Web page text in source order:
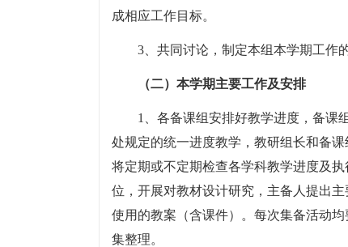
成相应工作目标。
3、共同讨论，制定本组本学期工作
（二）本学期主要工作及安排
1、各备课组安排好教学进度，备课
处规定的统一进度教学，教研组长和备
将定期或不定期检查各学科教学进度及
位，开展对教材设计研究，主备人提出
使用的教案（含课件）。每次集备活动
集整理。